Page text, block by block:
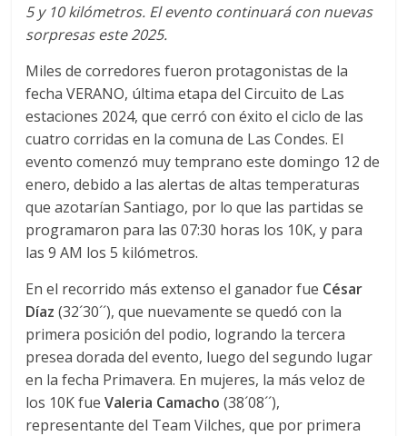
5 y 10 kilómetros. El evento continuará con nuevas
sorpresas este 2025.
Miles de corredores fueron protagonistas de la
fecha VERANO, última etapa del Circuito de Las
estaciones 2024, que cerró con éxito el ciclo de las
cuatro corridas en la comuna de Las Condes. El
evento comenzó muy temprano este domingo 12 de
enero, debido a las alertas de altas temperaturas
que azotarían Santiago, por lo que las partidas se
programaron para las 07:30 horas los 10K, y para
las 9 AM los 5 kilómetros.
En el recorrido más extenso el ganador fue César
Díaz (32´30´´), que nuevamente se quedó con la
primera posición del podio, logrando la tercera
presea dorada del evento, luego del segundo lugar
en la fecha Primavera. En mujeres, la más veloz de
los 10K fueValeria Camacho (38´08´´),
representante del Team Vilches, que por primera